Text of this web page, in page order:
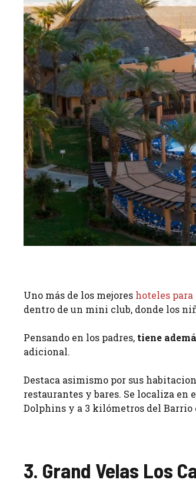
Uno más de los mejores hoteles para
dentro de un mini club, donde los
Pensando en los padres, tiene
adicional.
Destaca asimismo por sus
restaurantes y bares. Se localiza en
Dolphins y a 3 kilómetros del Barrio
3. Grand Velas Los